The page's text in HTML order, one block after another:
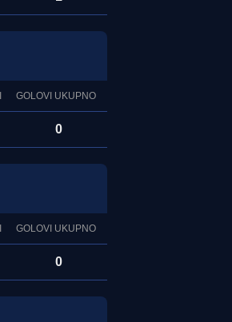
GOLOVI UKUPNO
0
GOLOVI UKUPNO
0